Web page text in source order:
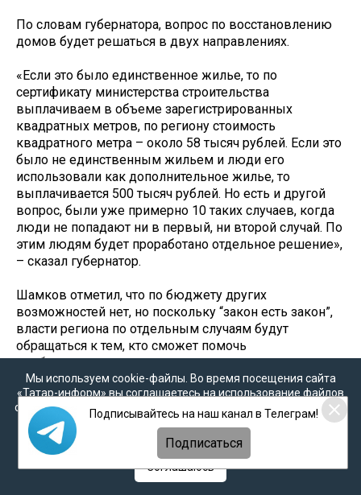
По словам губернатора, вопрос по восстановлению
домов будет решаться в двух направлениях.
«Если это было единственное жилье, то по
сертификату министерства строительства
выплачиваем в объеме зарегистрированных
квадратных метров, по региону стоимость
квадратного метра – около 58 тысяч рублей. Если это
было не единственным жильем и люди его
использовали как дополнительное жилье, то
выплачивается 500 тысяч рублей. Но есть и другой
вопрос, были уже примерно 10 таких случаев, когда
люди не попадают ни в первый, ни второй случай. По
этим людям будет проработано отдельное решение»,
– сказал губернатор.
Шамков отметил, что по бюджету других
возможностей нет, но поскольку “закон есть закон”,
власти региона по отдельным случаям будут
обращаться к тем, кто сможет помочь
внебюджетными деньгами.
По словам губернатора, фельдшерско-акушерский
пункт будет построен без проведения прямого
договора купли-продажи, соглашение по нему будет
сегодня-завтра. «Эту ситуацию максимально будем
держать на контроле», заявил глава региона.
Мы используем cookie-файлы. Во время посещения сайта
«Татар-информ» вы соглашаетесь на использование файлов
cookie в соответствии с настоящим уведомлением, согласием
наобработку персональных данных,Политикой о
персональных данных
Политикой конфиденциальности
Соглашаюсь
Подписывайтесь на наш канал в Телеграм!
Подписаться